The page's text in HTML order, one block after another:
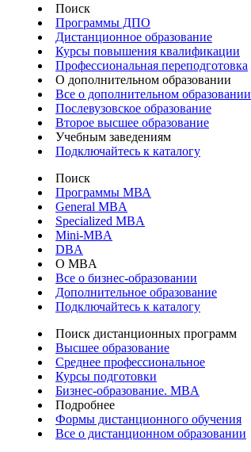
Поиск
Программы ДПО
Дистанционное образование
Курсы повышения квалификации
Профессиональная переподготовка
О дополнительном образовании
Все о дополнительном образовании
Послевузовское образование
Второе высшее образование
Учебным заведениям
Подключайтесь к каталогу
Поиск
Программы МВА
General MBA
Specialized MBA
Mini-MBA
DBA
О MBA
Все о бизнес-образовании
Дополнительное образование
Подключайтесь к каталогу
Поиск дистанционных программ
Высшее образование
Среднее профессиональное
Курсы подготовки
Бизнес-образование. MBA
Подробнее
Формы дистанционного обучения
Все о дистанционном образовании